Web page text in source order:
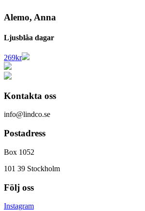
Alemo, Anna
Ljusblåa dagar
269kr
Kontakta oss
info@lindco.se
Postadress
Box 1052
101 39 Stockholm
Följ oss
Instagram